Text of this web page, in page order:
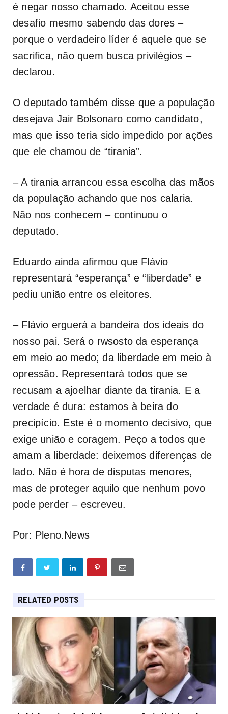
é negar nosso chamado. Aceitou esse
desafio mesmo sabendo das dores –
porque o verdadeiro líder é aquele que se
sacrifica, não quem busca privilégios –
declarou.
O deputado também disse que a população
desejava Jair Bolsonaro como candidato,
mas que isso teria sido impedido por ações
que ele chamou de “tirania”.
– A tirania arrancou essa escolha das mãos
da população achando que nos calaria.
Não nos conhecem – continuou o
deputado.
Eduardo ainda afirmou que Flávio
representará “esperança” e “liberdade” e
pediu união entre os eleitores.
– Flávio erguerá a bandeira dos ideais do
nosso pai. Será o rwsosto da esperança
em meio ao medo; da liberdade em meio à
opressão. Representará todos que se
recusam a ajoelhar diante da tirania. E a
verdade é dura: estamos à beira do
precipício. Este é o momento decisivo, que
exige união e coragem. Peço a todos que
amam a liberdade: deixemos diferenças de
lado. Não é hora de disputas menores,
mas de proteger aquilo que nenhum povo
pode perder – escreveu.
Por: Pleno.News
RELATED POSTS